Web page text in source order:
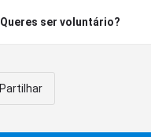
Queres ser voluntário?
Partilhar